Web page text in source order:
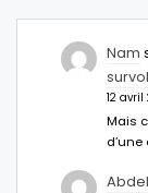
Nam
12 avril
Mais